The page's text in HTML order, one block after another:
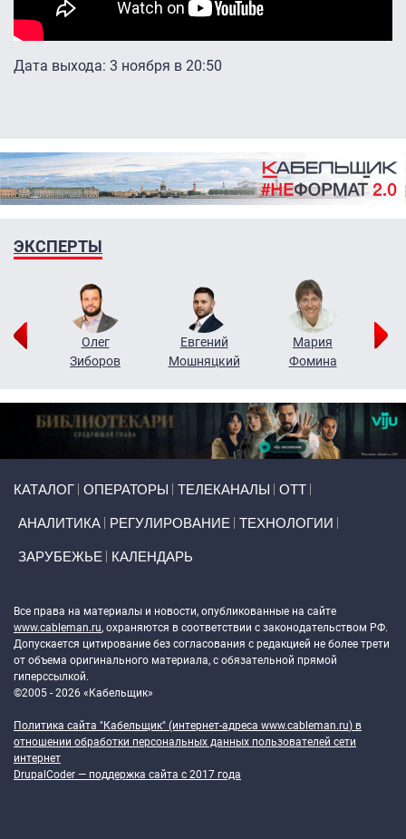
Дата выхода: 3 ноября в 20:50
ЭКСПЕРТЫ
Олег
Зиборов
Евгений
Мошняцкий
Мария
Фомина
КАТАЛОГ ОПЕРАТОРЫ ТЕЛЕКАНАЛЫ ОТТ
АНАЛИТИКА РЕГУЛИРОВАНИЕ ТЕХНОЛОГИИ
ЗАРУБЕЖЬЕ КАЛЕНДАРЬ
Все права на материалы и новости, опубликованные на сайте
www.cableman.ru, охраняются в соответствии с законодательством РФ.
Допускается цитирование без согласования с редакцией не более трети
от объема оригинального материала, с обязательной прямой
гиперссылкой.
©2005 - 2026 «Кабельщик»
Политика сайта "Кабельщик" (интернет-адреса www.cableman.ru) в
отношении обработки персональных данных пользователей сети
интернет
DrupalCoder — поддержка сайта c 2017 года